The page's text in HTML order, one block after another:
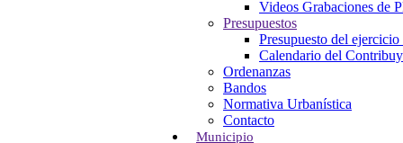
Videos Grabaciones de
Presupuestos
Presupuesto del
Calendario del
Ordenanzas
Bandos
Normativa Urbanística
Contacto
Municipio